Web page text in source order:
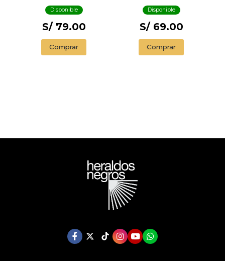
Disponible
S/ 79.00
Comprar
Disponible
S/ 69.00
Comprar